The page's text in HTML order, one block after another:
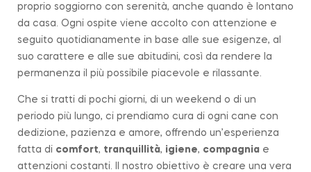
proprio soggiorno con serenità, anche quando è lontano
da casa. Ogni ospite viene accolto con attenzione e
seguito quotidianamente in base alle sue esigenze, al
suo carattere e alle sue abitudini, così da rendere la
permanenza il più possibile piacevole e rilassante.
Che si tratti di pochi giorni, di un weekend o di un
periodo più lungo, ci prendiamo cura di ogni cane con
dedizione, pazienza e amore, offrendo un’esperienza
fatta di comfort, tranquillità, igiene, compagnia e
attenzioni costanti. Il nostro obiettivo è creare una vera